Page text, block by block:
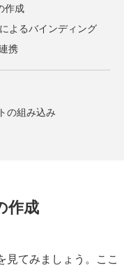
作成
よるバインディング
携
の組み込み
作成
てみましょう。ここ